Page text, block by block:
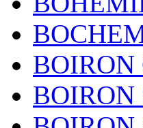
BOIRON
BOIRON